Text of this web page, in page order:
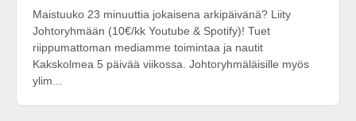
Maistuuko 23 minuuttia jokaisena arkipäivänä? Liity
Johtoryhmään (10€/kk Youtube & Spotify)! Tuet
riippumattoman mediamme toimintaa ja nautit
Kakskolmea 5 päivää viikossa. Johtoryhmäläisille myös
ylim...